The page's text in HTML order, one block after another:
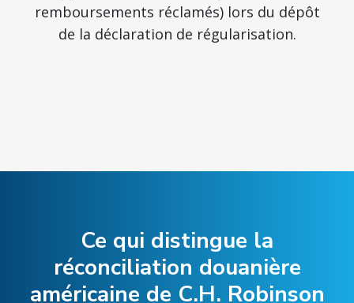
remboursements réclamés) lors du dépôt
de la déclaration de régularisation.
Ce qui distingue la
réconciliation douanière
américaine de C.H. Robinson